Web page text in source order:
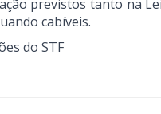
previstos tanto na
cabíveis.
do STF